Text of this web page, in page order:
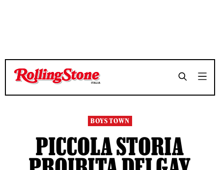
TEMPO DI LETTURA 10 MINUTI SHARE
TEMPO DI LETTURA 10 MINUTI SHARE
BOYS TOWN
PICCOLA STORIA